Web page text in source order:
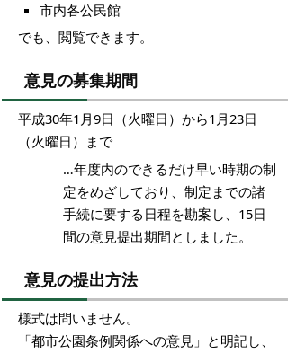
市内各公民館
でも、閲覧できます。
意見の募集期間
平成30年1月9日（火曜日）から1月23日
（火曜日）まで
…年度内のできるだけ早い時期の制
定をめざしており、制定までの諸
手続に要する日程を勘案し、15日
間の意見提出期間としました。
意見の提出方法
様式は問いません。
「都市公園条例関係への意見」と明記し、